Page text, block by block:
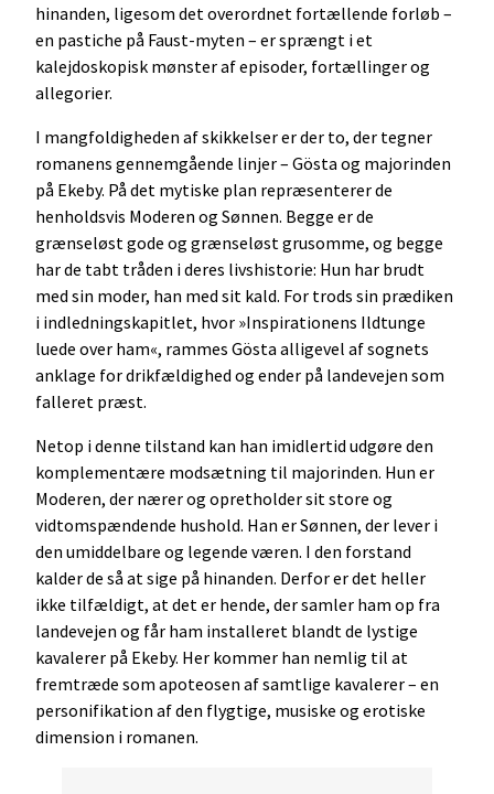
hinanden, ligesom det overordnet fortællende forløb –
en pastiche på Faust-myten – er sprængt i et
kalejdoskopisk mønster af episoder, fortællinger og
allegorier.
I mangfoldigheden af skikkelser er der to, der tegner
romanens gennemgående linjer – Gösta og majorinden
på Ekeby. På det mytiske plan repræsenterer de
henholdsvis Moderen og Sønnen. Begge er de
grænseløst gode og grænseløst grusomme, og begge
har de tabt tråden i deres livshistorie: Hun har brudt
med sin moder, han med sit kald. For trods sin prædiken
i indledningskapitlet, hvor »Inspirationens Ildtunge
luede over ham«, rammes Gösta alligevel af sognets
anklage for drikfældighed og ender på landevejen som
falleret præst.
Netop i denne tilstand kan han imidlertid udgøre den
komplementære modsætning til majorinden. Hun er
Moderen, der nærer og opretholder sit store og
vidtomspændende hushold. Han er Sønnen, der lever i
den umiddelbare og legende væren. I den forstand
kalder de så at sige på hinanden. Derfor er det heller
ikke tilfældigt, at det er hende, der samler ham op fra
landevejen og får ham installeret blandt de lystige
kavalerer på Ekeby. Her kommer han nemlig til at
fremtræde som apoteosen af samtlige kavalerer – en
personifikation af den flygtige, musiske og erotiske
dimension i romanen.